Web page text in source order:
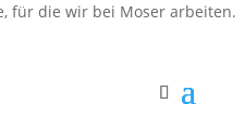
für die wir bei Moser arbeiten.